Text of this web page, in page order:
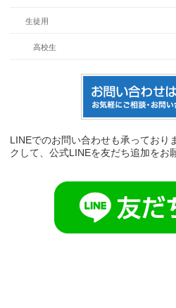
生徒用
高校生
LINEでのお問い合わせも承っており
クして、公式LINEを友だち追加をお